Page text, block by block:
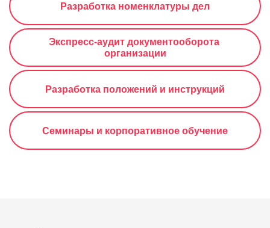
Разработка номенклатуры дел
Экспресс-аудит документооборота
организации
Разработка положений и инструкций
Семинары и корпоративное обучение